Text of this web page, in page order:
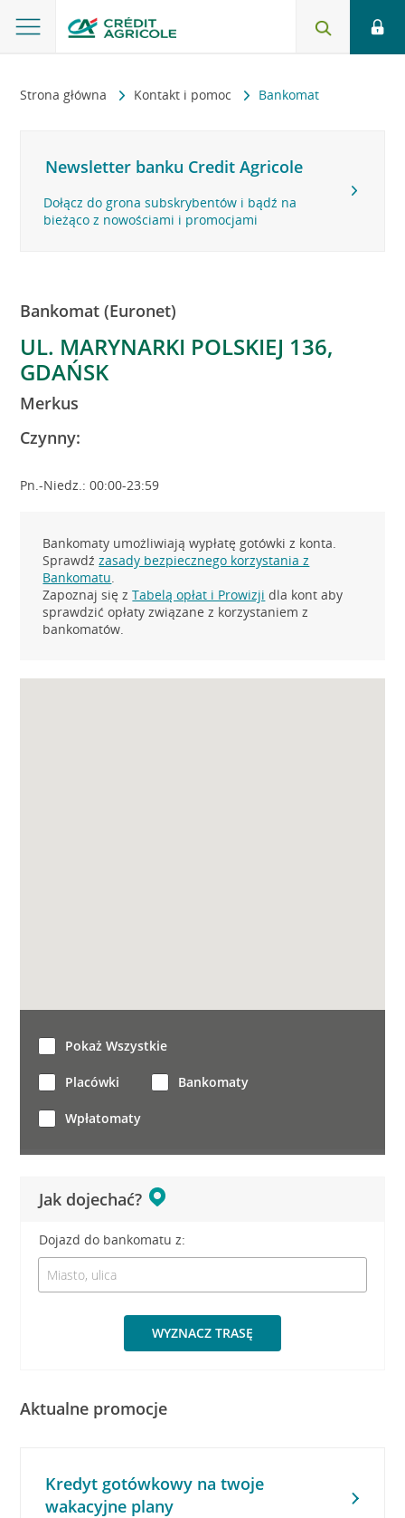
Strona główna Kontakt i pomoc Bankomat
Newsletter banku Credit Agricole
Dołącz do grona subskrybentów i bądź na
bieżąco z nowościami i promocjami
Bankomat (Euronet)
UL. MARYNARKI POLSKIEJ 136,
GDAŃSK
Merkus
Czynny:
Pn.-Niedz.: 00:00-23:59
Bankomaty umożliwiają wypłatę gotówki z konta.
Sprawdźzasady bezpiecznego korzystania z
Bankomatu.
Zapoznaj się zTabelą opłat i Prowizji dla kont aby
sprawdzić opłaty związane z korzystaniem z
bankomatów.
Jak dojechać?
Dojazd do bankomatu z:
WYZNACZ TRASĘ
Pokaż Wszystkie
Placówki Bankomaty
Wpłatomaty
Aktualne promocje
Kredyt gotówkowy na twoje
wakacyjne plany